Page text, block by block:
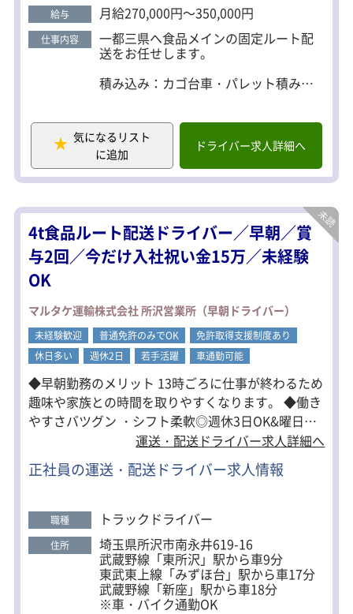
給与 月給270,000円～350,000円
仕事内容 一都三県へ食品メインの固定ルート配
送をお任せします。
積み込み：カゴ台車・パレット積み！
具体的には……
・大手スーパーへの配送
・大手ファーストフード店への配送
・工場から配送センターへの横持ち
・走行距離150km
店舗配送の場合は、1回の配送で2～3件
の店舗を回り、その後戻って積み直
し、さらに2～3件を配送します。
センター間の配送では、2往復していた
【研修について】
まずトラックの車両感覚を掴むところ
から！
ルート確認は先輩との同乗研修を行
い、
1～2ヶ月かけて着実に業務に慣れてい
ただきます。
ドライバーデビューもブランクも安心
です。
気になるリスト
に追加
ドライバー求人詳細へ
4t食品ルート配送ドライバー／早朝／賞
与2回／今だけ入社祝い金15万／未経験
OK
マルタケ運輸株式会社 所沢営業所（早朝ドライバー）
未経験歓迎 普通免許のみでOK
免許取得支援制度あり
休日多い
週休2日 若手活躍 車通勤可能
◆早朝勤務のメリット 13時ごろに仕事が終わるため
趣味や家族との時間を取りやすくなります。 ◆働き
やすさバツグン ・シフト柔軟◎週休3日OK&曜日固
定も可能！ ・手積み手降しなし！負担が少なく誰で
も運べる ・入社祝い金15万円！当面生活の心配なし
☆ ◆未経験者・経験者どちらも大歓迎 未経験者も活
イバーデビューできます。 もちろん経験者・ブラン
クがある方も大歓迎！ ＜草加営業所もドライバー同
時募集中＞ 所沢営業所から是非ご応募ください。
運送・配送ドライバー求人詳細へ
正社員の運送・配送ドライバー求人情報
職種 トラックドライバー
住所 埼玉県所沢市南永井619-16
武蔵野線「東所沢」駅から車9分
東武東上線「みずほ台」駅から車17分
武蔵野線「新座」駅から車18分
※車・バイク通勤OK